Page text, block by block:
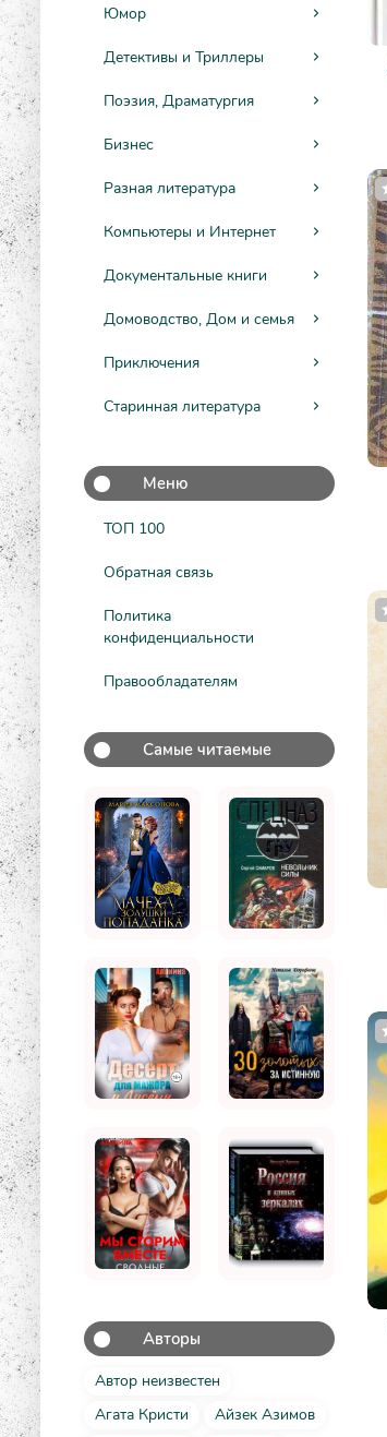
Юмор
Детективы и Триллеры
Поэзия, Драматургия
Бизнес
Разная литература
Компьютеры и Интернет
Документальные книги
Домоводство, Дом и семья
Приключения
Старинная литература
Меню
ТОП 100
Обратная связь
Политика
конфиденциальности
Правообладателям
Самые читаемые
Авторы
Автор неизвестен
Агата Кристи
Айзек Азимов